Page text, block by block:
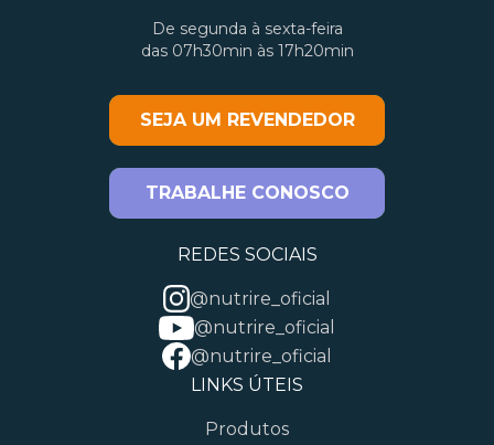
De segunda à sexta-feira
das 07h30min às 17h20min
SEJA UM REVENDEDOR
TRABALHE CONOSCO
REDES SOCIAIS
@nutrire_oficial
@nutrire_oficial
@nutrire_oficial
LINKS ÚTEIS
Produtos